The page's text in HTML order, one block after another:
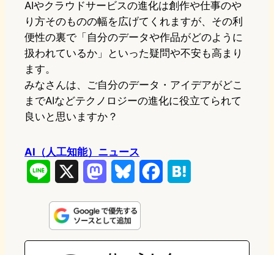
AIやクラウドサービスの進化は創作や仕事のや
り方そのものの幅を広げてくれますが、その利
便性の裏で「自分のデータや作品がどのように
扱われているか」といった疑問や不安も高まり
ます。
みなさんは、ご自分のデータ・アイデアがどこ
までAIなどテクノロジーの進化に役立てられて
良いと思いますか？
AI（人工知能）ニュース
n
e
s
t
u
e
e
e